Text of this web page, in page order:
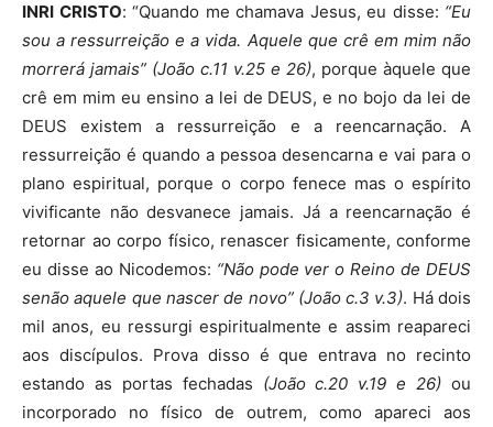
INRI CRISTO: “Quando me chamava Jesus, eu disse: “Eu
sou a ressurreição e a vida. Aquele que crê em mim não
morrerá jamais” (João c.11 v.25 e 26), porque àquele que
crê em mim eu ensino a lei de DEUS, e no bojo da lei de
DEUS existem a ressurreição e a reencarnação. A
ressurreição é quando a pessoa desencarna e vai para o
plano espiritual, porque o corpo fenece mas o espírito
vivificante não desvanece jamais. Já a reencarnação é
retornar ao corpo físico, renascer fisicamente, conforme
eu disse ao Nicodemos: “Não pode ver o Reino de DEUS
senão aquele que nascer de novo” (João c.3 v.3). Há dois
mil anos, eu ressurgi espiritualmente e assim reapareci
aos discípulos. Prova disso é que entrava no recinto
estando as portas fechadas (João c.20 v.19 e 26) ou
incorporado no físico de outrem, como apareci aos